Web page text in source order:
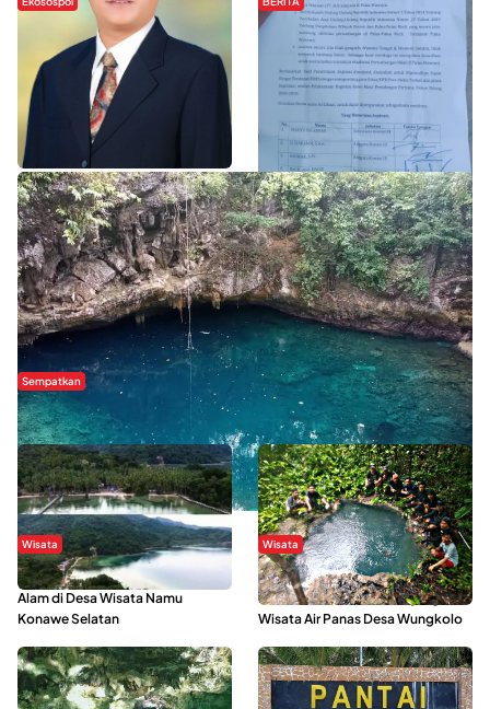
Slogan Pemberdayaan Lokal
Dinilai Hanya Pemanis, Tokoh
Pemuda Wilalang Kritik Dominasi
Orang Luar
Hipmawani Bersama DPRD Sultra
Sepakati RDP Perihal IUP
Pertambangan di Pulau Wawonii
WISATA SULTRA >>
Sempatkan
Danau Rebi-Rebi, Pesona Alam Tersembunyi di Morowali
Wisata
Menikmati Suasana Keindahan
Alam di Desa Wisata Namu
Konawe Selatan
Wisata
Sering Menjadi Tempat Refreshing
Mahasiswa KKN, Yuk Kunjungi
Wisata Air Panas Desa Wungkolo